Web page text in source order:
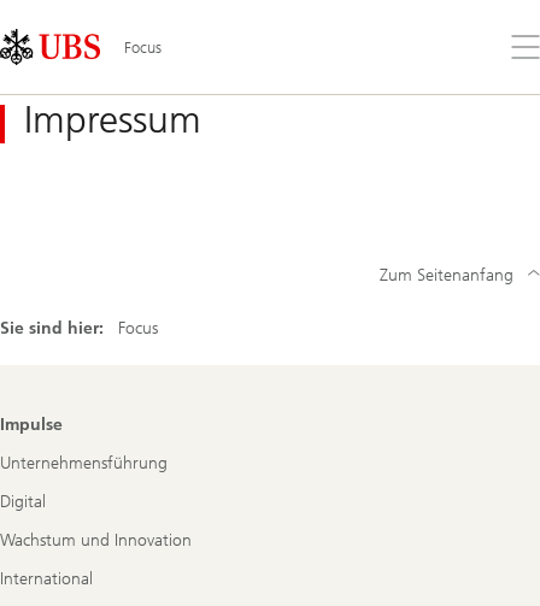
Links
Area
Focus
Sie
Impressum
Sie sind hier: Focus
Zum Seitenanfang
Footer
Navigation
Impulse
Unternehmensführung
Digital
Wachstum und Innovation
International